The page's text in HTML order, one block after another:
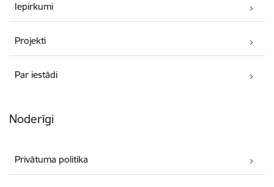
Iepirkumi
Projekti
Par iestādi
Noderīgi
Privātuma politika